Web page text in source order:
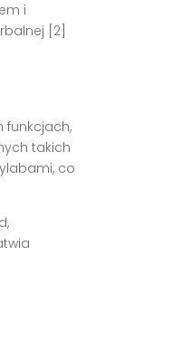
i
[2]
funkcjach,
takich
co